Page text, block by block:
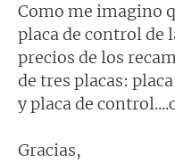
Como me imagino
placa de control de
precios de los
de tres placas:
y placa de
Gracias,